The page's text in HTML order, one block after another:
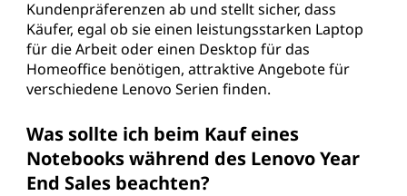
Kundenpräferenzen ab und stellt sicher, dass
Käufer, egal ob sie einen leistungsstarken Laptop
für die Arbeit oder einen Desktop für das
Homeoffice benötigen, attraktive Angebote für
verschiedene Lenovo Serien finden.
Was sollte ich beim Kauf eines
Notebooks während des Lenovo Year
End Sales beachten?